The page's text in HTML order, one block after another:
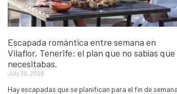
Escapada romántica entre semana en
Vilaflor, Tenerife: el plan que no sabías que
necesitabas.
July 30, 2026
Hay escapadas que se planifican para el fin de